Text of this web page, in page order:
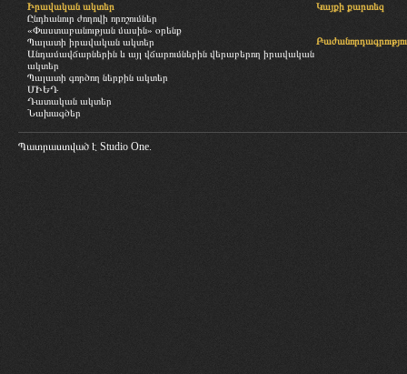
Իրավական ակտեր
Ընդհանուր ժողովի որոշումներ
«Փաստաբանության մասին» օրենք
Պալատի իրավական ակտեր
Անդամավճարներին և այլ վճարումներին վերաբերող իրավական
ակտեր
Պալատի գործող ներքին ակտեր
ՄԻԵԴ
Դատական ակտեր
Նախագծեր
Կայքի քարտեզ
Պատրաստված է Studio One.